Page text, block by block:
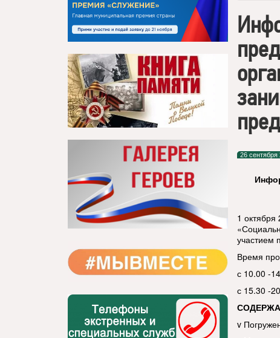
26 сентября
1
участием
Время
с 10.00 -
с 15.30 -
v